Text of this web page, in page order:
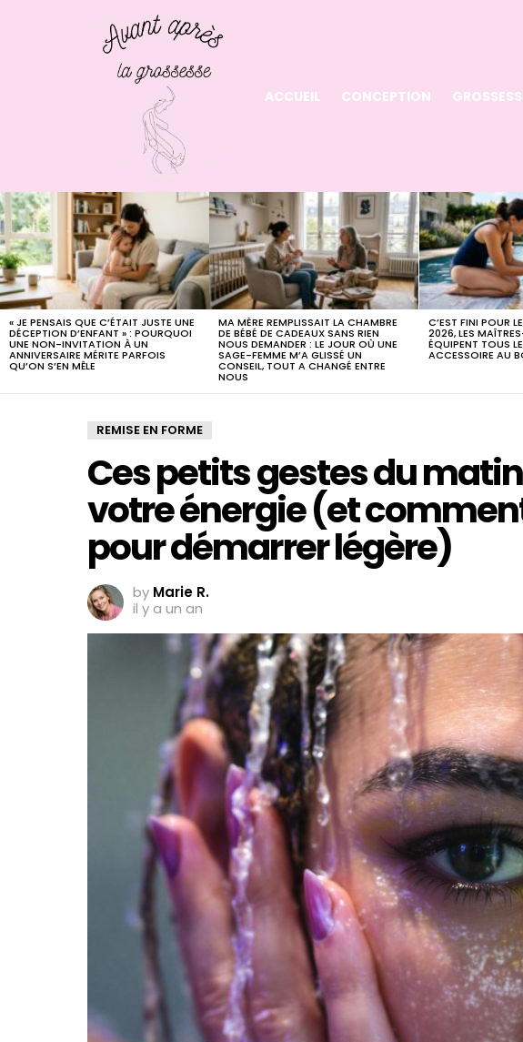
ACCUEIL CONCEPTION
LATEST
STORIES
« JE PENSAIS QUE C’ÉTAIT JUSTE UNE
DÉCEPTION D’ENFANT » : POURQUOI
UNE NON-INVITATION À UN
ANNIVERSAIRE MÉRITE PARFOIS
QU’ON S’EN MÊLE
MA MÈRE REMPLISSAIT LA CHAMBRE
DE BÉBÉ DE CADEAUX SANS RIEN
NOUS DEMANDER : LE JOUR OÙ UNE
SAGE-FEMME M’A GLISSÉ UN
CONSEIL, TOUT A CHANGÉ ENTRE
NOUS
C’EST FINI POUR
2026, LES
ÉQUIPENT TOUS
ACCESSOIRE AU
REMISE EN FORME
Ces petits gestes du
votre énergie (et
pour démarrer légère)
by Marie R.
il y a un an